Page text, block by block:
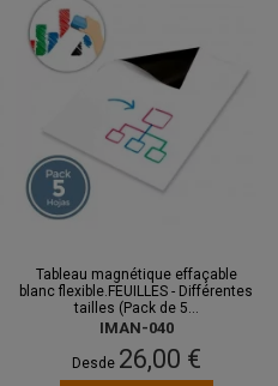
Tableau magnétique effaçable
blanc flexible.FEUILLES - Différentes
tailles (Pack de 5...
IMAN-040
Desde 26,00 €